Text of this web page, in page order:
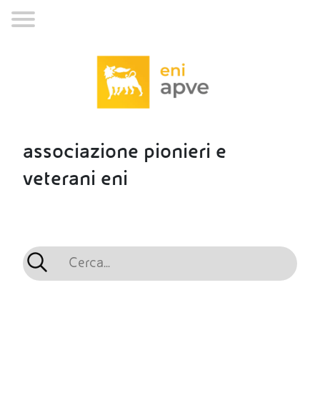
associazione pionieri e
veterani eni